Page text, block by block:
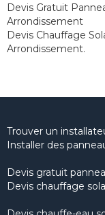
Devis Gratuit
Arrondissement
Devis Chauffage
Arrondissement.
Trouver un
Installer des
Devis gratuit
Devis chauffage